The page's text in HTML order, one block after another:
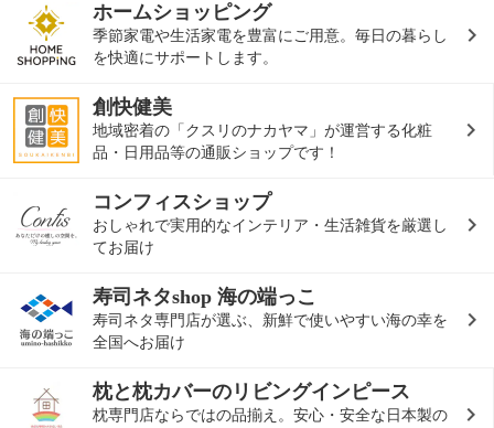
ホームショッピング
季節家電や生活家電を豊富にご用意。毎日の暮らし
を快適にサポートします。
創快健美
地域密着の「クスリのナカヤマ」が運営する化粧
品・日用品等の通販ショップです！
コンフィスショップ
おしゃれで実用的なインテリア・生活雑貨を厳選し
てお届け
寿司ネタshop 海の端っこ
寿司ネタ専門店が選ぶ、新鮮で使いやすい海の幸を
全国へお届け
枕と枕カバーのリビングインピース
枕専門店ならではの品揃え。安心・安全な日本製の